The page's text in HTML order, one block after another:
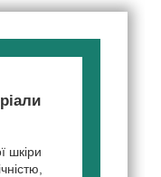
шкіри